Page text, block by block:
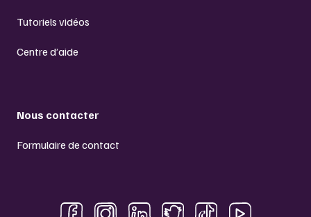
Tutoriels vidéos
Centre d’aide
Nous contacter
Formulaire de contact